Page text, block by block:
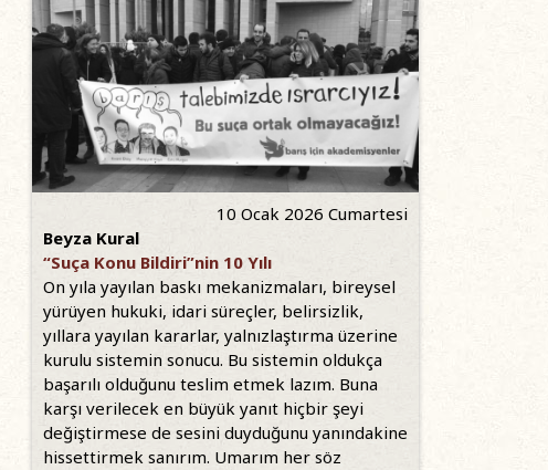
10 Ocak 2026 Cumartesi
Beyza Kural
“Suça Konu Bildiri”nin 10 Yılı
On yıla yayılan baskı mekanizmaları, bireysel
yürüyen hukuki, idari süreçler, belirsizlik,
yıllara yayılan kararlar, yalnızlaştırma üzerine
kurulu sistemin sonucu. Bu sistemin oldukça
başarılı olduğunu teslim etmek lazım. Buna
karşı verilecek en büyük yanıt hiçbir şeyi
değiştirmese de sesini duyduğunu yanındakine
hissettirmek sanırım. Umarım her söz